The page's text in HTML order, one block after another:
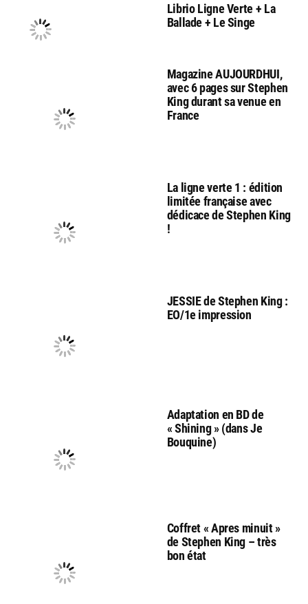
Librio Ligne Verte + La
Ballade + Le Singe
Magazine AUJOURDHUI,
avec 6 pages sur Stephen
King durant sa venue en
France
La ligne verte 1 : édition
limitée française avec
dédicace de Stephen King
!
JESSIE de Stephen King :
EO/1e impression
Adaptation en BD de
« Shining » (dans Je
Bouquine)
Coffret « Apres minuit »
de Stephen King – très
bon état